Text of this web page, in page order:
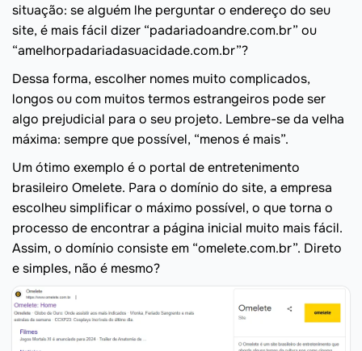
situação: se alguém lhe perguntar o endereço do seu
site, é mais fácil dizer “padariadoandre.com.br” ou
“amelhorpadariadasuacidade.com.br”?
Dessa forma, escolher nomes muito complicados,
longos ou com muitos termos estrangeiros pode ser
algo prejudicial para o seu projeto. Lembre-se da velha
máxima: sempre que possível, “menos é mais”.
Um ótimo exemplo é o portal de entretenimento
brasileiro Omelete. Para o domínio do site, a empresa
escolheu simplificar o máximo possível, o que torna o
processo de encontrar a página inicial muito mais fácil.
Assim, o domínio consiste em “omelete.com.br”. Direto
e simples, não é mesmo?